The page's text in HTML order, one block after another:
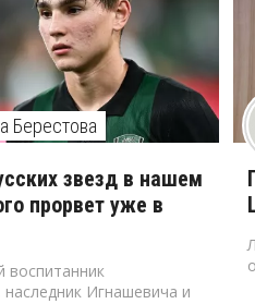
Берестова
звезд в нашем
прорвет уже в
воспитанник
наследник Игнашевича и